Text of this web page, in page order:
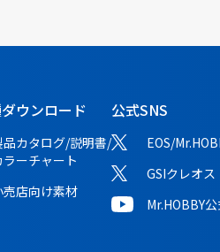
ウンロード
品カタログ/説明書/
ラーチャート
売店向け素材
公式SNS
EOS/
GSIクレオ
Mr.HOBBY